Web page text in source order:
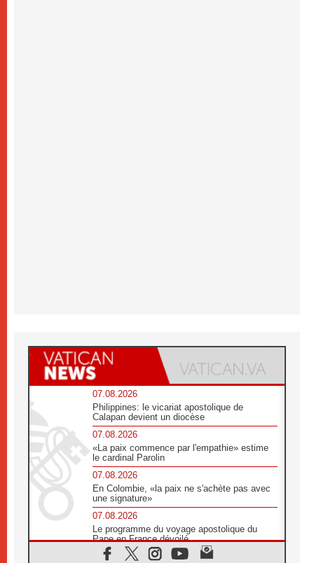
07.08.2026
Philippines: le vicariat apostolique de
Calapan devient un diocèse
07.08.2026
«La paix commence par l'empathie» estime
le cardinal Parolin
07.08.2026
En Colombie, «la paix ne s'achète pas avec
une signature»
07.08.2026
Le programme du voyage apostolique du
Pape en France dévoilé
07.08.2026